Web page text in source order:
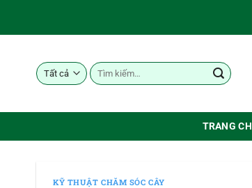
Tìm
kiếm:
TRANG
KỸ THUẬT CHĂM SÓC CÂY